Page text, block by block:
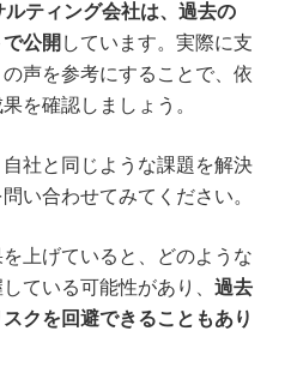
ティング会社は、過去の
公開 しています。実際に支
声を参考にすることで、依
を確認しましょう。
社と同じような課題を解決
い合わせてみてください。
上げていると、どのような
ている可能性があり、 過去
クを回避できることもあり